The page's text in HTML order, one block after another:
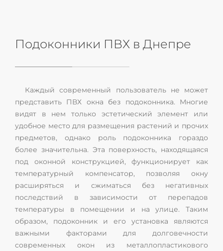
Подоконники ПВХ в Днепре
Каждый современный пользователь не может
представить ПВХ окна без подоконника. Многие
видят в нем только эстетический элемент или
удобное место для размещения растений и прочих
предметов, однако роль подоконника гораздо
более значительна. Эта поверхность, находящаяся
под оконной конструкцией, функционирует как
температурный компенсатор, позволяя окну
расширяться и сжиматься без негативных
последствий в зависимости от перепадов
температуры в помещении и на улице. Таким
образом, подоконник и его установка являются
важными факторами для долговечности
современных окон из металлопластикового